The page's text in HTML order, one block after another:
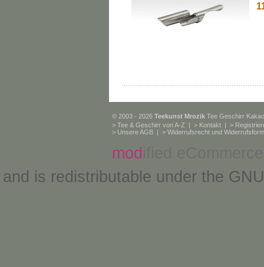
© 2003 - 2026 Teekunst Mrozik Tee Geschirr
> Tee & Geschirr von A-Z | > Kontakt | >
> Unsere AGB | > Widerrufsrecht und
mod
and is redistributable under the